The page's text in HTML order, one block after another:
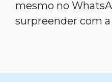
mesmo no
surpreender com